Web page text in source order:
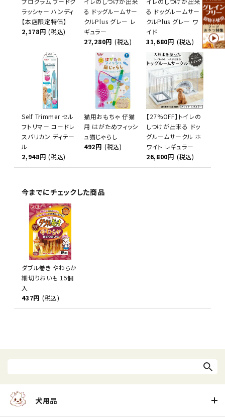
ラッシャー ハンディ
【本店限定特価】
2,178円 (税込)
る ドッグルームサー
クルPlus グレー レ
ギュラー
27,280円 (税込)
る ドッグルームサー
クルPlus グレー ワ
イド
31,680円 (税込)
Self Trimmer セル
フトリマー コードレ
スバリカン ディテー
ル
2,948円 (税込)
猫用おもちゃ 仔猫
用 はがためフィッシ
ュ猫じゃらし
492円 (税込)
【27%OFF】トイレの
しつけが出来る ドッ
グルームサークル ホ
ワイト レギュラー
26,800円 (税込)
今までにチェックした商品
ダブル巻き やわらか
細切りおいも 15個
入
437円 (税込)
犬用品